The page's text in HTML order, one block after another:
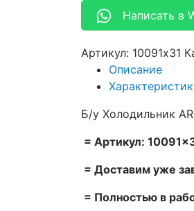
Написать в
Артикул: 10091x31
Описание
Б/у Холодильник
= Артикул:
= Доставим уже
= Полностью в